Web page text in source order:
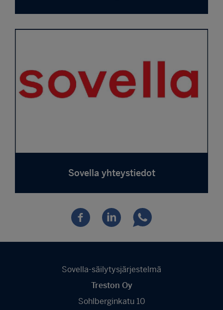
Sovella yhteystiedot
Sovella-säilytysjärjestelmä
Treston Oy
Sohlberginkatu 10